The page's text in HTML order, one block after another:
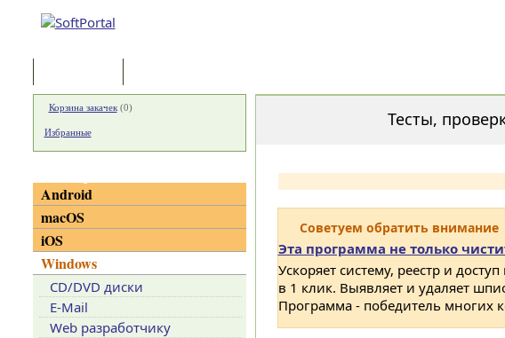
Тесты,
Советуем обратить внимание
Эта программа не только
Ускоряет систему, реестр и
в 1 клик. Выявляет и удаляет
Программа - победитель многих
Корзина закачек(0)
Избранные
Android
macOS
iOS
Windows
CD/DVD диски
E-Mail
Web разработчику